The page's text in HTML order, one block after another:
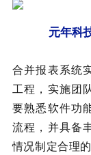
元年科
合并报表系统
工程，实施团
要熟悉软件功
流程，并具备
情况制定合理